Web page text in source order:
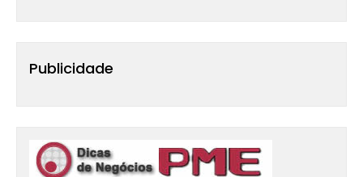
Publicidade